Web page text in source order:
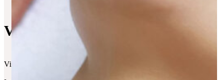
Vi ønsker deg velkommen til
Vi har lang erfaring fra vårt yrke og har autorisasjon som